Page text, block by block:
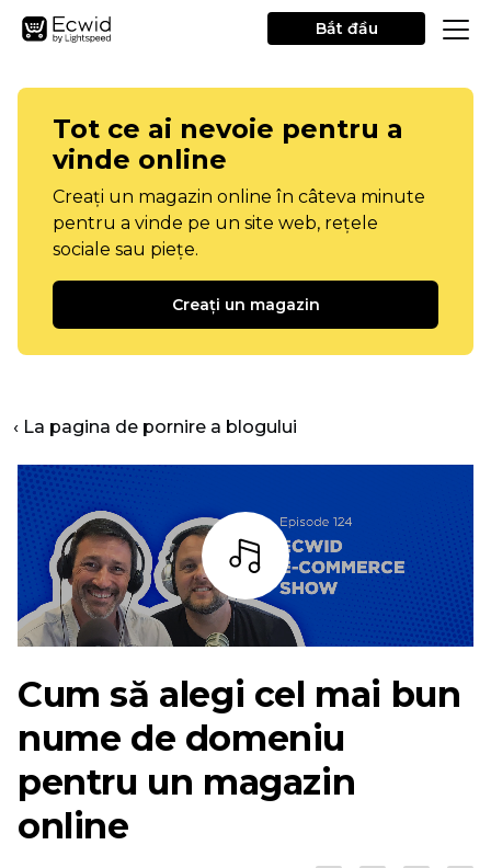
Bắt đầu
Tot ce ai nevoie pentru a
vinde online
Creați un magazin online în câteva minute
pentru a vinde pe un site web, rețele
sociale sau piețe.
Creați un magazin
‹ La pagina de pornire a blogului
Asculta
Cum să alegi cel mai bun
nume de domeniu
pentru un magazin
online